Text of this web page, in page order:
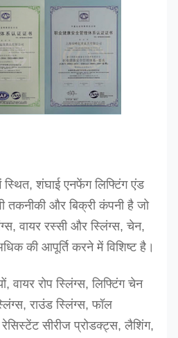
8.0
नीला
संतरा
200
240
240
२५०
उत्पादन किया जा सकता है
स्थित, शंघाई एनफेंग लिफ्टिंग एंड
तकनीकी और बिक्री कंपनी है जो
वायर रस्सी और स्लिंग्स, चेन,
की आपूर्ति करने में विशिष्ट है।
वायर रोप स्लिंग्स, लिफ्टिंग चेन
राउंड स्लिंग्स, फॉल
सीरीज प्रोडक्ट्स, लैशिंग,